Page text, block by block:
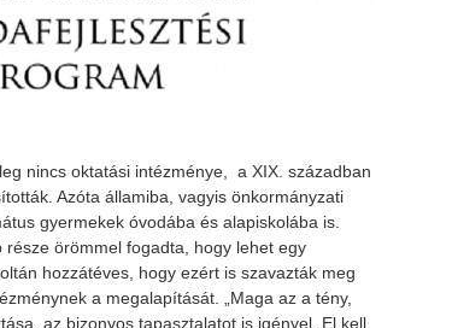
nincs oktatási intézménye, a XIX. században
Azóta államiba, vagyis önkormányzati
gyermekek óvodába és alapiskolába is.
örömmel fogadta, hogy lehet egy
hozzátéves, hogy ezért is szavazták meg
a megalapítását. „Maga az a tény,
az bizonyos tapasztalatot is igényel. El kell